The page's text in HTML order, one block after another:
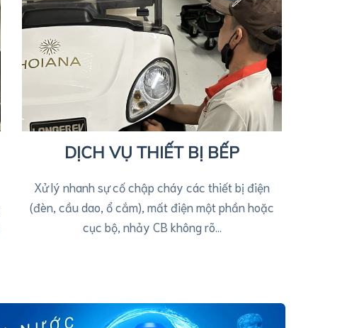
DỊCH VỤ THIẾT BỊ BẾP
Xử lý nhanh sự cố chập cháy các thiết bị điện
(đèn, cầu dao, ổ cắm), mất điện một phần hoặc
cục bộ, nhảy CB không rõ…